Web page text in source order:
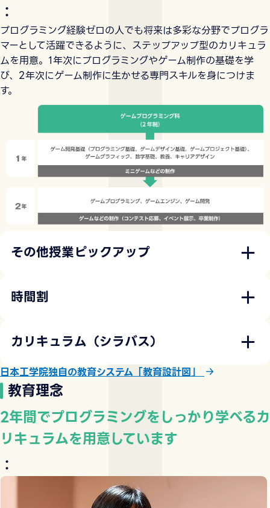
：
プログラミング経験ゼロの人でも将来は多彩な分野でプログラ
マーとして活躍できるように、ステップアップ型のカリキュラ
ムを用意。1年次にプログラミングやゲーム制作の基礎を学
び、2年次にゲーム制作に生かせる専門スキルを身につけま
す。
その他授業ピックアップ
時間割
カリキュラム（シラバス）
日本工学院独自の教育システム「教育設計図」
教育理念
：
2年間でプログラミングをしっかり学べるカ
リキュラムを用意しています